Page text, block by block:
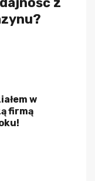
w
firmą